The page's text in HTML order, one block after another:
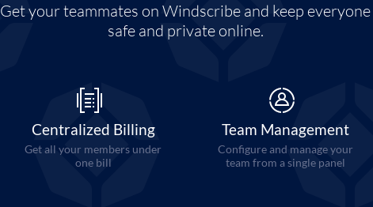
Get your teammates on Windscribe and keep everyone
safe and private online.
Centralized Billing
Get all your members under
one bill
Team Management
Configure and manage your
team from a single panel